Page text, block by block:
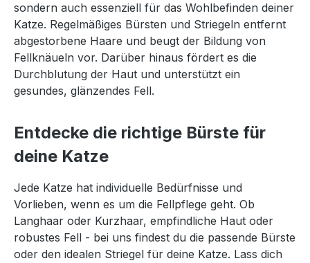
sondern auch essenziell für das Wohlbefinden deiner
Katze. Regelmäßiges Bürsten und Striegeln entfernt
abgestorbene Haare und beugt der Bildung von
Fellknäueln vor. Darüber hinaus fördert es die
Durchblutung der Haut und unterstützt ein
gesundes, glänzendes Fell.
Entdecke die richtige Bürste für
deine Katze
Jede Katze hat individuelle Bedürfnisse und
Vorlieben, wenn es um die Fellpflege geht. Ob
Langhaar oder Kurzhaar, empfindliche Haut oder
robustes Fell - bei uns findest du die passende Bürste
oder den idealen Striegel für deine Katze. Lass dich